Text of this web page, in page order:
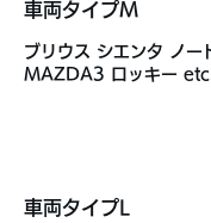
車両タイプM
ブリウス シエンタ ノ
MAZDA3 ロッキー
車両タイプL